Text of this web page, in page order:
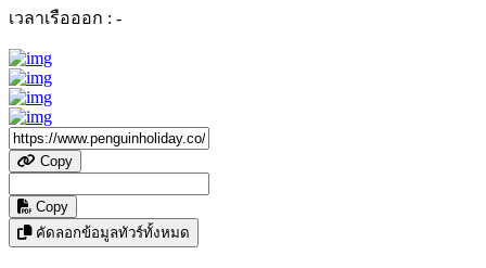
เวลาเรือออก : -
Copy
Copy
คัดลอกข้อมูลทัวร์ทั้งหมด